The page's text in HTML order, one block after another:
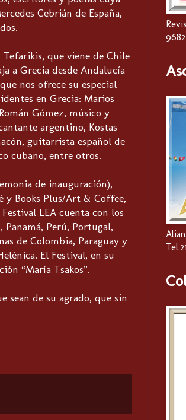
Cebrián de España,
que viene de Chile
a Grecia desde Andalucía
nos ofrece su especial
en Grecia: Marios
Gómez, músico y
argentino, Kostas
guitarrista español de
cubano, entre otros.
de inauguración),
y Books Plus/Art & Coffee,
LEA cuenta con los
Panamá, Perú, Portugal,
de Colombia, Paraguay y
El Festival, en su
“María Tsakos”.
sean de su agrado, que sin
9682